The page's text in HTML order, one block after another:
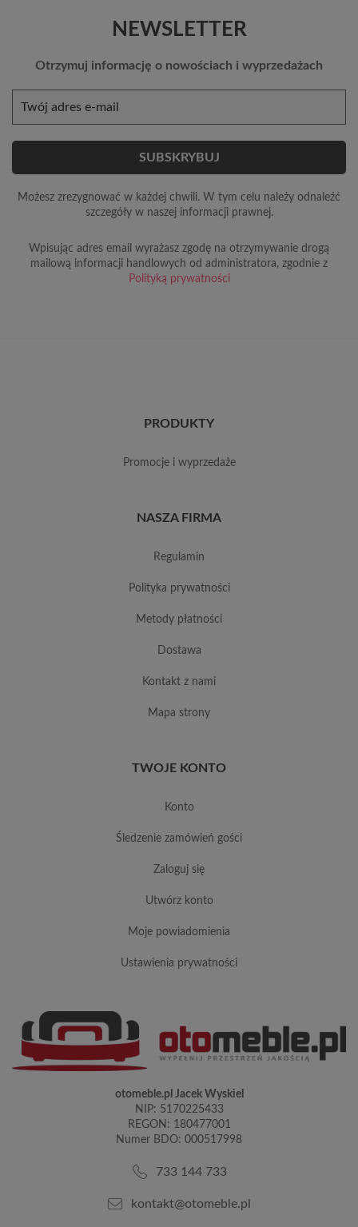
NEWSLETTER
Otrzymuj informację o nowościach i wyprzedażach
Możesz zrezygnować w każdej chwili. W tym celu należy odnaleźć
szczegóły w naszej informacji prawnej.
Wpisując adres email wyrażasz zgodę na otrzymywanie drogą
mailową informacji handlowych od administratora, zgodnie z
Polityką prywatności
PRODUKTY
promocje i wyprzedaże
NASZA FIRMA
regulamin
polityka prywatności
metody płatności
dostawa
kontakt z nami
mapa strony
TWOJE KONTO
konto
śledzenie zamówień gości
zaloguj się
utwórz konto
moje powiadomienia
ustawienia prywatności
otomeble.pl Jacek Wyskiel
NIP: 5170225433
REGON: 180477001
Numer BDO: 000517998
733 144 733
kontakt@otomeble.pl